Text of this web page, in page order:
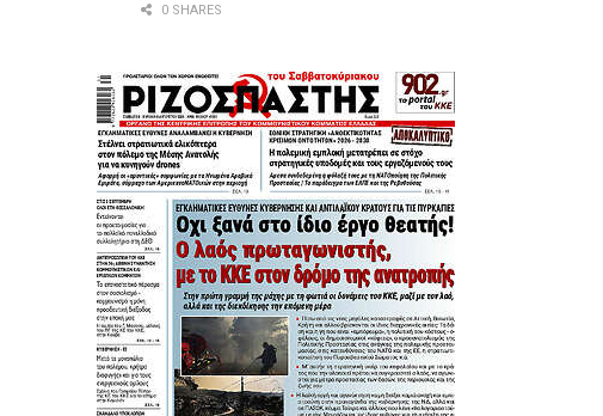
0 SHARES